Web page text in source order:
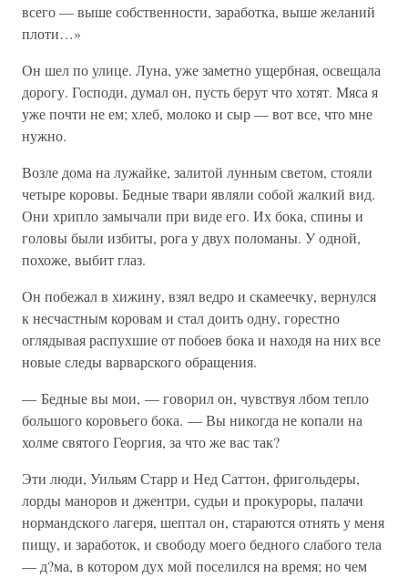
всего — выше собственности, заработка, выше желаний
плоти…»
Он шел по улице. Луна, уже заметно ущербная, освещала
дорогу. Господи, думал он, пусть берут что хотят. Мяса я
уже почти не ем; хлеб, молоко и сыр — вот все, что мне
нужно.
Возле дома на лужайке, залитой лунным светом, стояли
четыре коровы. Бедные твари являли собой жалкий вид.
Они хрипло замычали при виде его. Их бока, спины и
головы были избиты, рога у двух поломаны. У одной,
похоже, выбит глаз.
Он побежал в хижину, взял ведро и скамеечку, вернулся
к несчастным коровам и стал доить одну, горестно
оглядывая распухшие от побоев бока и находя на них все
новые следы варварского обращения.
— Бедные вы мои, — говорил он, чувствуя лбом тепло
большого коровьего бока. — Вы никогда не копали на
холме святого Георгия, за что же вас так?
Эти люди, Уильям Старр и Нед Саттон, фригольдеры,
лорды маноров и джентри, судьи и прокуроры, палачи
нормандского лагеря, шептал он, стараются отнять у меня
пищу, и заработок, и свободу моего бедного слабого тела
— д?ма, в котором дух мой поселился на время; но чем